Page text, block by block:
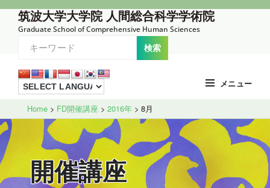
コ
キ
ッ
プ
筑波大学大学院 人間総合科学学術院
Graduate School of Comprehensive Human Sciences
メニュー
Overlay
Home > FD開催講座 > 2016年 > 8月
開催講座